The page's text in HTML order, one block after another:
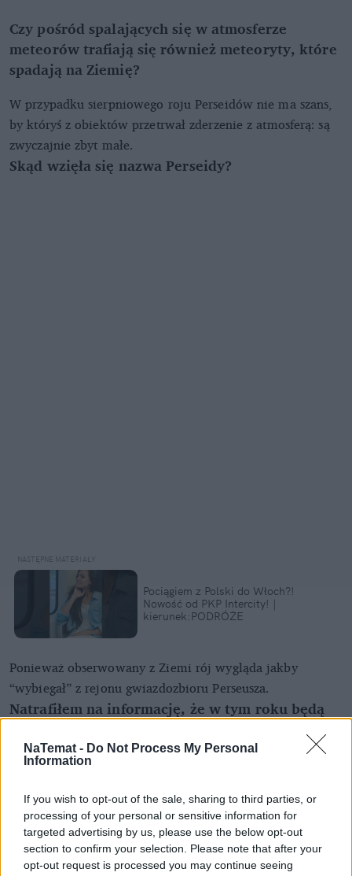
NaTemat - Do Not Process My Personal
Information
If you wish to opt-out of the sale, sharing to third parties, or
processing of your personal or sensitive information for
targeted advertising by us, please use the below opt-out
section to confirm your selection. Please note that after your
opt-out request is processed you may continue seeing
Czy pośród spalających się w atmosferze
meteorów trafiają się również meteoryty, które
spadają na Ziemię?
W przypadku sierpniowego roju Perseidów nie ma szans,
by któryś z obiektów przetrwał zderzenie z atmosferą: są
zwyczajnie zbyt małe.
Skąd wzięła się nazwa Perseidy?
Pociągiem z Polski do Włoch?!
Nowość od PKP Intercity! |
kierunek:PODRÓŻE
Ponieważ obserwowany z Ziemi rój wygląda jakby
“wybiegał” z rejonu gwiazdozbioru Perseusza.
Natrafiłem na informację, że w tym roku będą
wyjątkowo dobre warunki do obserwowanie
Perseidów.
To prawda. Chodzi nie tylko o dobrą pogodę, ale i
fazę Księżyca. Gdyby była pełnia, niebo byłoby
znacznie jaśniejsze, a meteory słabiej widoczne. Na
szczęście 6 sierpnia Księżyc był w nowiu, a w dniu
kulminacji dość wcześnie zajdzie, więc rzeczywiście